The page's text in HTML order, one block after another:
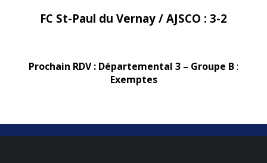
FC St-Paul du Vernay / AJSCO : 3-2
Prochain RDV : Départemental 3 – Groupe B:
Exemptes